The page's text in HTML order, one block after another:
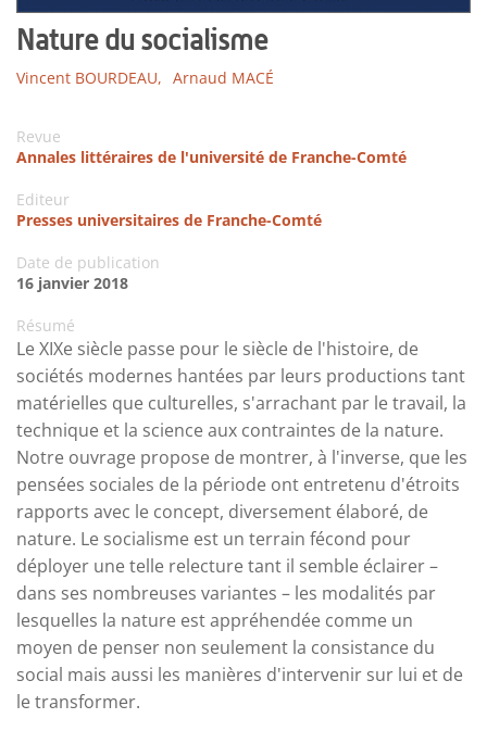
Nature du socialisme
Vincent BOURDEAU, Arnaud MACÉ
Revue
Annales littéraires de l'université de Franche-Comté
Editeur
Presses universitaires de Franche-Comté
Date de publication
16 janvier 2018
Résumé
Le XIXe siècle passe pour le siècle de l'histoire, de
sociétés modernes hantées par leurs productions tant
matérielles que culturelles, s'arrachant par le travail, la
technique et la science aux contraintes de la nature.
Notre ouvrage propose de montrer, à l'inverse, que les
pensées sociales de la période ont entretenu d'étroits
rapports avec le concept, diversement élaboré, de
nature. Le socialisme est un terrain fécond pour
déployer une telle relecture tant il semble éclairer –
dans ses nombreuses variantes – les modalités par
lesquelles la nature est appréhendée comme un
moyen de penser non seulement la consistance du
social mais aussi les manières d'intervenir sur lui et de
le transformer.